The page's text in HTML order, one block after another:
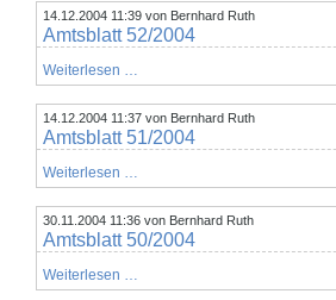
14.12.2004 11:39 von Bernhard Ruth
Amtsblatt 52/2004
Weiterlesen …
52/2004
14.12.2004 11:37 von Bernhard Ruth
Amtsblatt 51/2004
Weiterlesen …
51/2004
30.11.2004 11:36 von Bernhard Ruth
Amtsblatt 50/2004
Weiterlesen …
50/2004